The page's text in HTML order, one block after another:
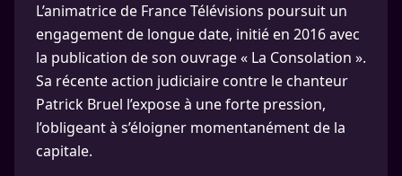
L’animatrice de France Télévisions poursuit un
engagement de longue date, initié en 2016 avec
la publication de son ouvrage « La Consolation ».
Sa récente action judiciaire contre le chanteur
Patrick Bruel l’expose à une forte pression,
l’obligeant à s’éloigner momentanément de la
capitale.